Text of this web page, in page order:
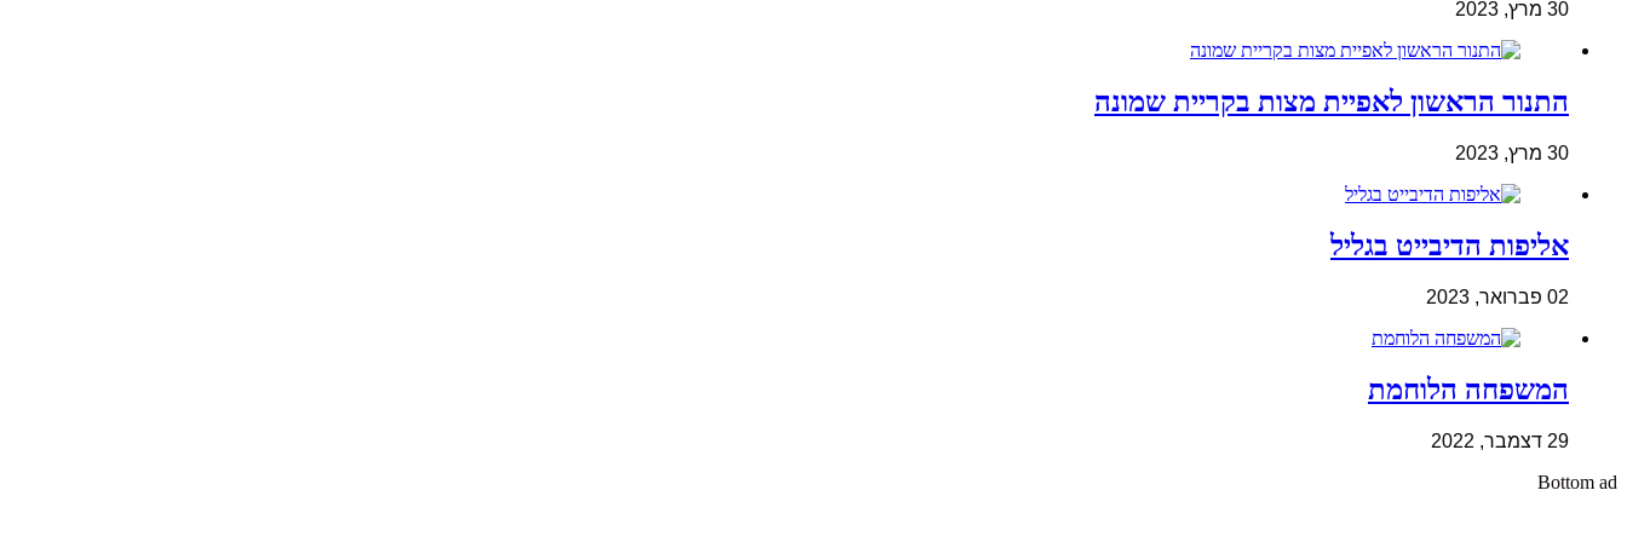
30 מרץ, 2023
התנור הראשון לאפיית מצות בקריית שמונה
30 מרץ, 2023
אליפות הדיבייט בגליל
02 פברואר, 2023
המשפחה הלוחמת
29 דצמבר, 2022
Bottom ad